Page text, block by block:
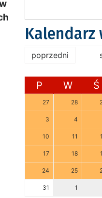
Kalendarz
poprzedni
P W Ś
27 28
3 4
10 11
17 18
24 25
31 1